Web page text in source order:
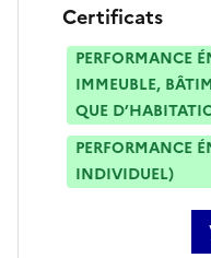
Certificats
PERFORMANCE
IMMEUBLE,
QUE
PERFORMANCE
INDIVIDUEL)